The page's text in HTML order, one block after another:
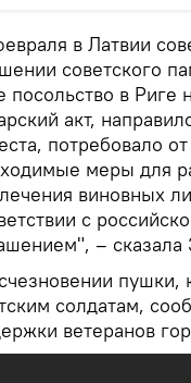
в Латвии
советского
в Риге
акт,
потребовало
меры для
виновных
с
–
пушки,
солдатам,
ветеранов